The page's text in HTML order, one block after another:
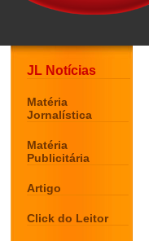
JL Notícias
Matéria
Jornalística
Matéria
Publicitária
Artigo
Click do Leitor